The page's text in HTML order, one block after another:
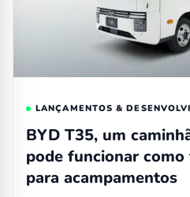
LANÇAMENTOS &
BYD T35, um
pode funcionar
para acampamentos